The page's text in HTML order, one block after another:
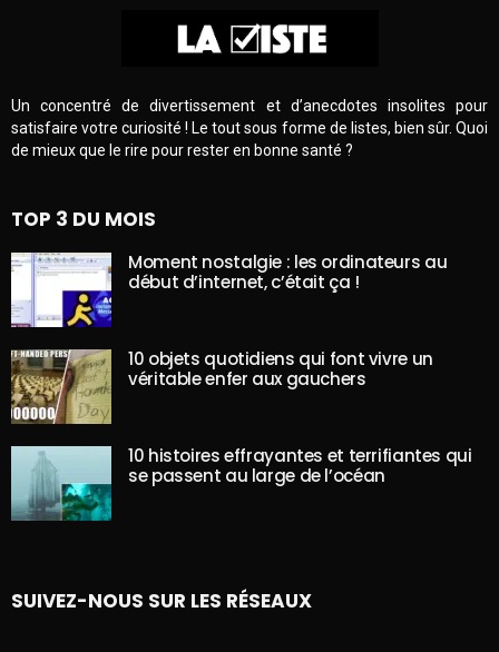
Un concentré de divertissement et d’anecdotes insolites pour
satisfaire votre curiosité ! Le tout sous forme de listes, bien sûr. Quoi
de mieux que le rire pour rester en bonne santé ?
TOP 3 DU MOIS
Moment nostalgie : les ordinateurs au
début d’internet, c’était ça !
10 objets quotidiens qui font vivre un
véritable enfer aux gauchers
10 histoires effrayantes et terrifiantes qui
se passent au large de l’océan
SUIVEZ-NOUS SUR LES RÉSEAUX